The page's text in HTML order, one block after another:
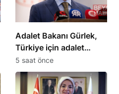
Adalet Bakanı Gürlek,
Türkiye için adalet
sistemini geliştireceğiz
5 saat önce